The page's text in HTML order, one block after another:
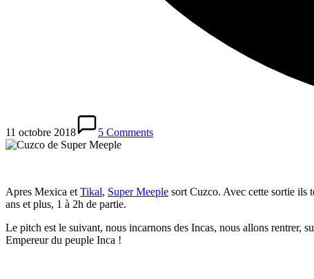
11 octobre 2018 5 Comments
Apres Mexica et Tikal, Super Meeple sort Cuzco. Avec cette sortie ils
ans et plus, 1 à 2h de partie.
Le pitch est le suivant, nous incarnons des Incas, nous allons rentrer,
Empereur du peuple Inca !